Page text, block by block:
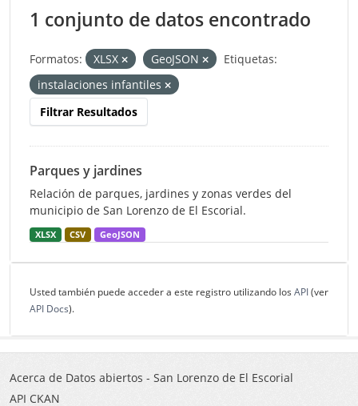
1 conjunto de datos encontrado
Formatos: XLSX GeoJSON
Etiquetas:
instalaciones infantiles
Filtrar Resultados
Parques y jardines
Relación de parques, jardines y zonas verdes del
municipio de San Lorenzo de El Escorial.
XLSX CSV GeoJSON
Usted también puede acceder a este registro utilizando los API(ver
API Docs).
Acerca de Datos abiertos - San Lorenzo de El Escorial
API CKAN